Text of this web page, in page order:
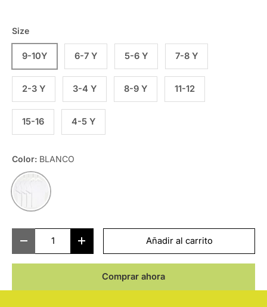
Size
9-10Y 6-7 Y 5-6 Y 7-8 Y
2-3 Y 3-4 Y 8-9 Y 11-12
15-16 4-5 Y
Color: BLANCO
BLANCO
- + Añadir al carrito
Comprar ahora